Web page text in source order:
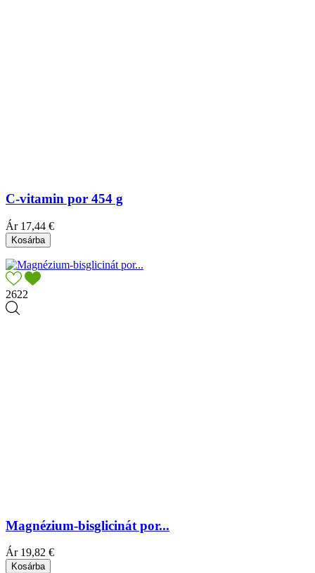
C-vitamin por 454 g
Ár 17,44 €
Kosárba
2622
Magnézium-bisglicinát por...
Ár 19,82 €
Kosárba